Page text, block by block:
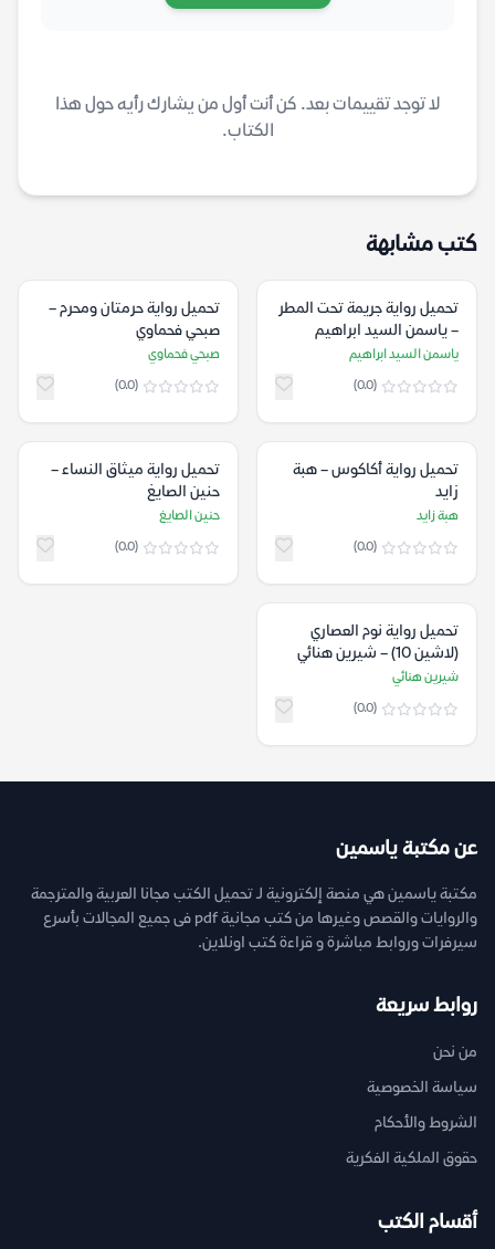
لا توجد تقييمات بعد. كن أنت أول من يشارك رأيه حول هذا
الكتاب.
كتب مشابهة
تحميل رواية جريمة تحت المطر
– ياسمن السيد ابراهيم
ياسمن السيد ابراهيم
(0.0)
تحميل رواية حرمتان ومحرم –
صبحي فحماوي
صبحي فحماوي
(0.0)
تحميل رواية أكاكوس – هبة
زايد
هبة زايد
(0.0)
تحميل رواية ميثاق النساء –
حنين الصايغ
حنين الصايغ
(0.0)
تحميل رواية نوم العصاري
(لاشين 10) – شيرين هنائي
شيرين هنائي
(0.0)
عن مكتبة ياسمين
مكتبة ياسمين هي منصة إلكترونية لـ تحميل الكتب مجانا العربية والمترجمة
والروايات والقصص وغيرها من كتب مجانية pdf فى جميع المجالات بأسرع
سيرفرات وروابط مباشرة و قراءة كتب اونلاين.
روابط سريعة
من نحن
سياسة الخصوصية
الشروط والأحكام
حقوق الملكية الفكرية
أقسام الكتب